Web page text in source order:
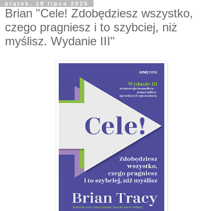
piątek, 18 lipca 2025
Brian "Cele! Zdobędziesz wszystko,
czego pragniesz i to szybciej, niż
myślisz. Wydanie III"